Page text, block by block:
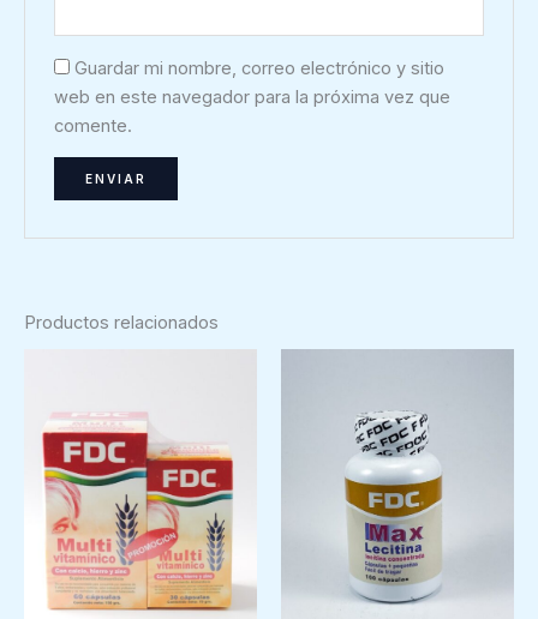
Guardar mi nombre, correo electrónico y sitio
web en este navegador para la próxima vez que
comente.
Productos relacionados